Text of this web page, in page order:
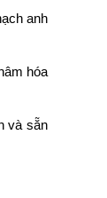
anh
hóa
và sẵn